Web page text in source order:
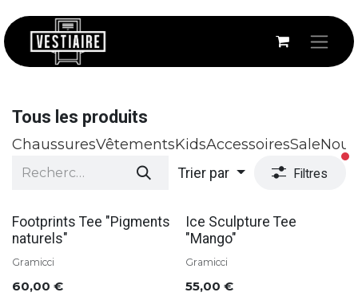
Tous les produits
ChaussuresVêtementsKidsAccessoiresSale
Trier par Filtres
Soldes
Footprints Tee "Pigments
naturels"
Gramicci
60,00 €
Soldes
Ice Sculpture Tee
"Mango"
Gramicci
55,00 €